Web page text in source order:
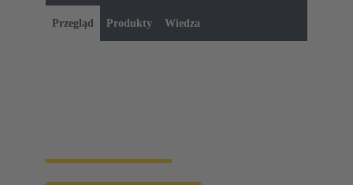
Przegląd Produkty Wiedza
Złącza okrągłe